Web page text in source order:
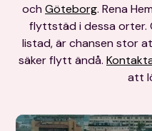
och Göteborg. Rena
flyttstäd i dessa orter.
listad, är chansen stor
säker flytt ändå.
att